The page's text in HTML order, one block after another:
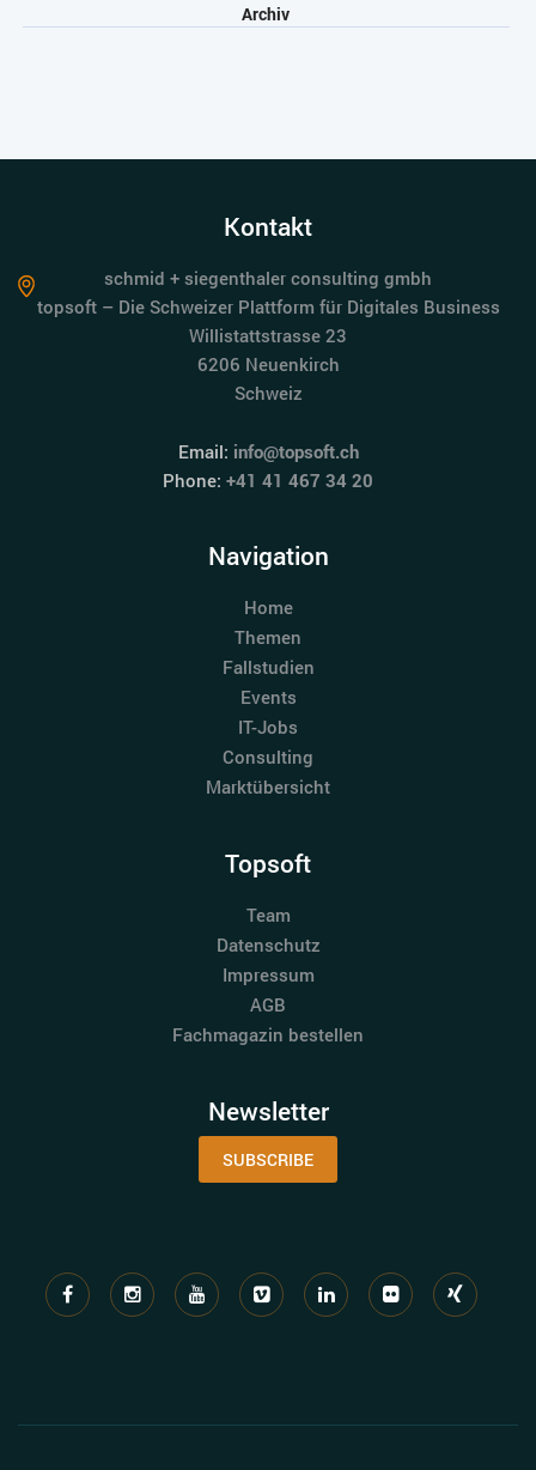
Archiv
Kontakt
schmid + siegenthaler consulting gmbh
topsoft – Die Schweizer Plattform für Digitales Business
Willistattstrasse 23
6206 Neuenkirch
Schweiz
Email: info@topsoft.ch
Phone: +41 41 467 34 20
Navigation
Home
Themen
Fallstudien
Events
IT-Jobs
Consulting
Marktübersicht
Topsoft
Team
Datenschutz
Impressum
AGB
Fachmagazin bestellen
Newsletter
SUBSCRIBE